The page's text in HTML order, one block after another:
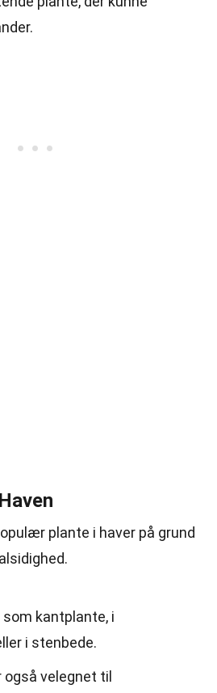
plante i haver på grund
som kantplante, i
i stenbede.
velegnet til